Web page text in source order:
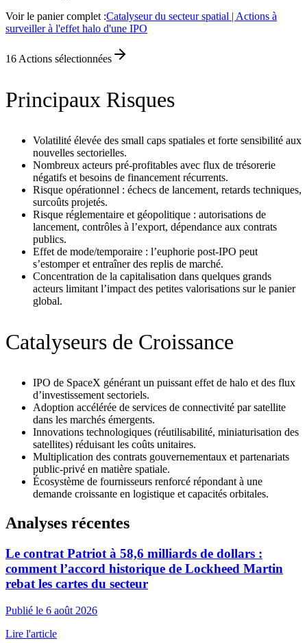
Voir le panier complet :Catalyseur du secteur spatial | Actions à
surveiller à l'effet halo d'une IPO
16 Actions sélectionnées
Principaux Risques
Volatilité élevée des small caps spatiales et forte sensibilité aux
nouvelles sectorielles.
Nombreux acteurs pré‑profitables avec flux de trésorerie
négatifs et besoins de financement récurrents.
Risque opérationnel : échecs de lancement, retards techniques,
surcoûts projetés.
Risque réglementaire et géopolitique : autorisations de
lancement, contrôles à l’export, dépendance aux contrats
publics.
Effet de mode/temporaire : l’euphorie post‑IPO peut
s’estomper et entraîner des replis de marché.
Concentration de la capitalisation dans quelques grands
acteurs limitant l’impact des petites valorisations sur le panier
global.
Catalyseurs de Croissance
IPO de SpaceX générant un puissant effet de halo et des flux
d’investissement sectoriels.
Adoption accélérée de services de connectivité par satellite
dans les marchés émergents.
Innovations technologiques (réutilisabilité, miniaturisation des
satellites) réduisant les coûts unitaires.
Multiplication des contrats gouvernementaux et partenariats
public‑privé en matière spatiale.
Écosystème de fournisseurs renforcé répondant à une
demande croissante en logistique et capacités orbitales.
Analyses récentes
Le contrat Patriot à 58,6 milliards de dollars :
comment l’accord historique de Lockheed Martin
rebat les cartes du secteur
Publié le 6 août 2026
Lire l'article